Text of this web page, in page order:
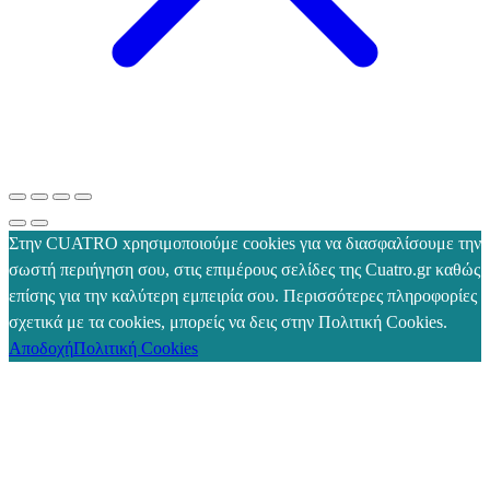
Στην CUATRO xρησιμοποιούμε cookies για να διασφαλίσουμε την
σωστή περιήγηση σου, στις επιμέρους σελίδες της Cuatro.gr καθώς
επίσης για την καλύτερη εμπειρία σου. Περισσότερες πληροφορίες
σχετικά με τα cookies, μπορείς να δεις στην Πολιτική Cookies.
ΑποδοχήΠολιτική Cookies